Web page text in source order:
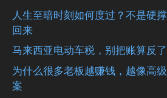
人生至暗时刻如何度过？不是硬
回来
马来西亚电动车税，别把账算反了
为什么很多老板越赚钱，越像高
案